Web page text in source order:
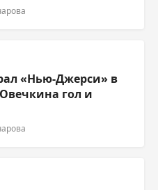
«Нью-Джерси» в
гол и